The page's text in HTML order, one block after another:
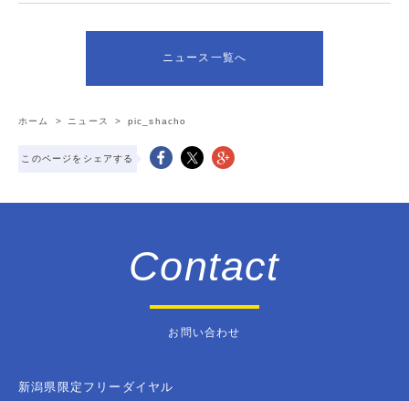
ニュース一覧へ
ホーム > ニュース > pic_shacho
このページをシェアする
Contact
お問い合わせ
新潟県限定フリーダイヤル